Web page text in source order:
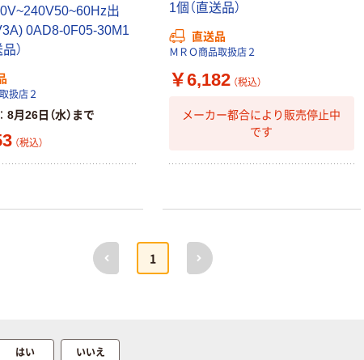
出
0AD8-0F05-30M1
）
扱店２
8月26日（水）まで
（税込）
1個（直送品）
直送品
ＭＲＯ商品取扱店２
￥6,182 （税込）
メーカー都合により販売停止中
です
前へ
1
次へ
はい いいえ
リジ
ー
A4
（税込）
オル
ング
富士フイルム
instax mini13
INS MINI 13
￥12,100~
経口補水液 オー
￥159~ （税込）
ノミータイプ